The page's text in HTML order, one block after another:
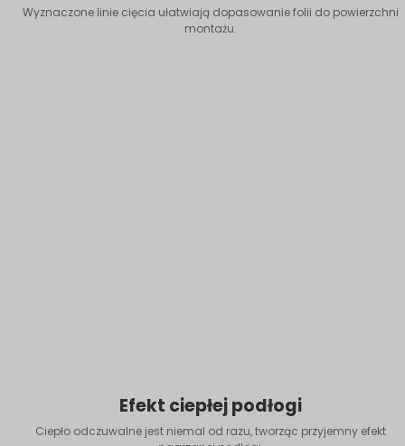
Wyznaczone linie cięcia ułatwiają dopasowanie folii do powierzchni
montażu.
Efekt ciepłej podłogi
Ciepło odczuwalne jest niemal od razu, tworząc przyjemny efekt